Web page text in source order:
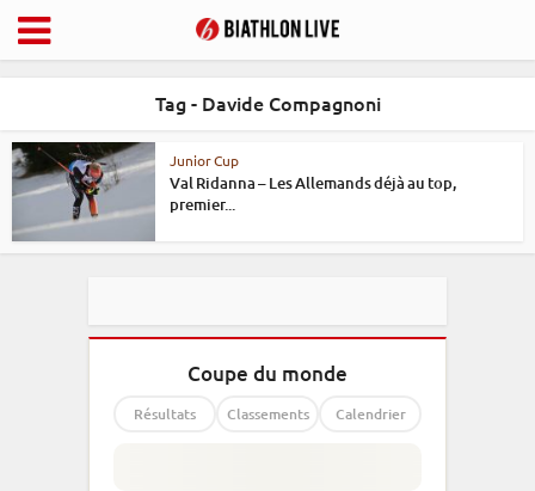
Tag - Davide Compagnoni
Junior Cup
Val Ridanna – Les Allemands déjà au top,
premier...
Coupe du monde
Résultats Classements Calendrier